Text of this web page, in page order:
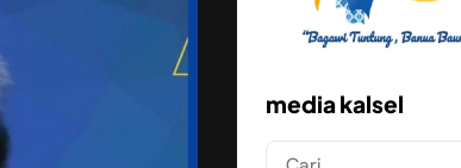
media kalsel
Cari